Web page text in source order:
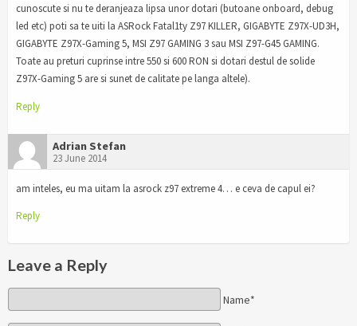
cunoscute si nu te deranjeaza lipsa unor dotari (butoane onboard, debug
led etc) poti sa te uiti la ASRock Fatal1ty Z97 KILLER, GIGABYTE Z97X-UD3H,
GIGABYTE Z97X-Gaming 5, MSI Z97 GAMING 3 sau MSI Z97-G45 GAMING.
Toate au preturi cuprinse intre 550 si 600 RON si dotari destul de solide
Z97X-Gaming 5 are si sunet de calitate pe langa altele).
Reply
Adrian Stefan
23 June 2014
am inteles, eu ma uitam la asrock z97 extreme 4… e ceva de capul ei?
Reply
Leave a Reply
Name*